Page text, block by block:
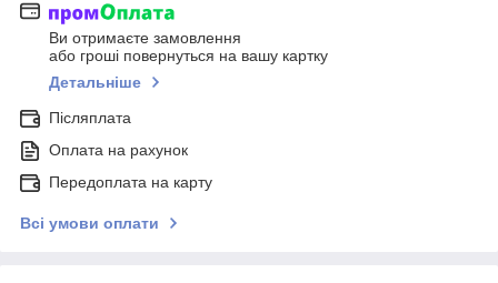
Ви отримаєте замовлення
або гроші повернуться на вашу картку
Детальніше
Післяплата
Оплата на рахунок
Передоплата на карту
Всі умови оплати